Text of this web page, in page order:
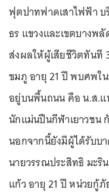
ฟุตปาทฟาดเสาไฟฟ้า
ธร แขวงและเขตบางพ
ส่งผลให้ผู้เสียชีวิตทันที
ขมภู อายุ 21 ปี พบศพใ
อยู่บนพื้นถนน คือ น.ส.แ
นักแม่นปืนกีฬาเยาวชน
นอกจากนี้ยังมีผู้ได้รับบ
นายวรรณประสิทธิ มะริ
แก้ว อายุ 21 ปี หน่วยกู้